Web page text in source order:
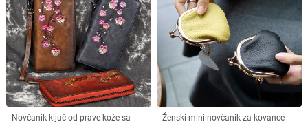
Novčanik-ključ od prave kože sa
Ženski mini novčanik za kovance